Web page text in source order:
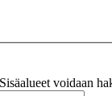
voidaan